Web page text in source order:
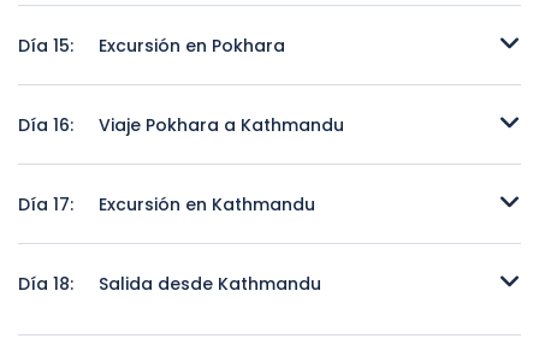
Día 15:
Excursión en Pokhara
Día 16:
Viaje Pokhara a Kathmandu
Día 17:
Excursión en Kathmandu
Día 18:
Salida desde Kathmandu
Salida desde Kathmandu